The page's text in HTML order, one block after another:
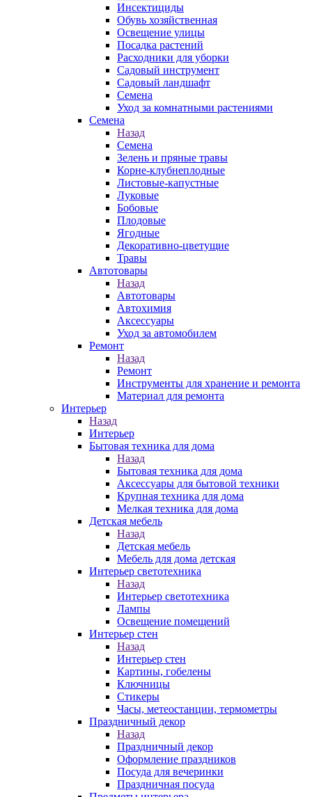
Инсектициды
Обувь хозяйственная
Освещение улицы
Посадка растений
Расходники для уборки
Садовый инструмент
Садовый ландшафт
Семена
Уход за комнатными растениями
Семена
Назад
Семена
Зелень и пряные травы
Корне-клубнеплодные
Листовые-капустные
Луковые
Бобовые
Плодовые
Ягодные
Декоративно-цветущие
Травы
Автотовары
Назад
Автотовары
Автохимия
Аксессуары
Уход за автомобилем
Ремонт
Назад
Ремонт
Инструменты для хранение и ремонта
Материал для ремонта
Интерьер
Назад
Интерьер
Бытовая техника для дома
Назад
Бытовая техника для дома
Аксессуары для бытовой техники
Крупная техника для дома
Мелкая техника для дома
Детская мебель
Назад
Детская мебель
Мебель для дома детская
Интерьер светотехника
Назад
Интерьер светотехника
Лампы
Освещение помещений
Интерьер стен
Назад
Интерьер стен
Картины, гобелены
Ключницы
Стикеры
Часы, метеостанции, термометры
Праздничный декор
Назад
Праздничный декор
Оформление праздников
Посуда для вечеринки
Праздничная посуда